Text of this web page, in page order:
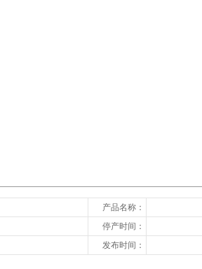
产品名称：
停产时间：
发布时间：